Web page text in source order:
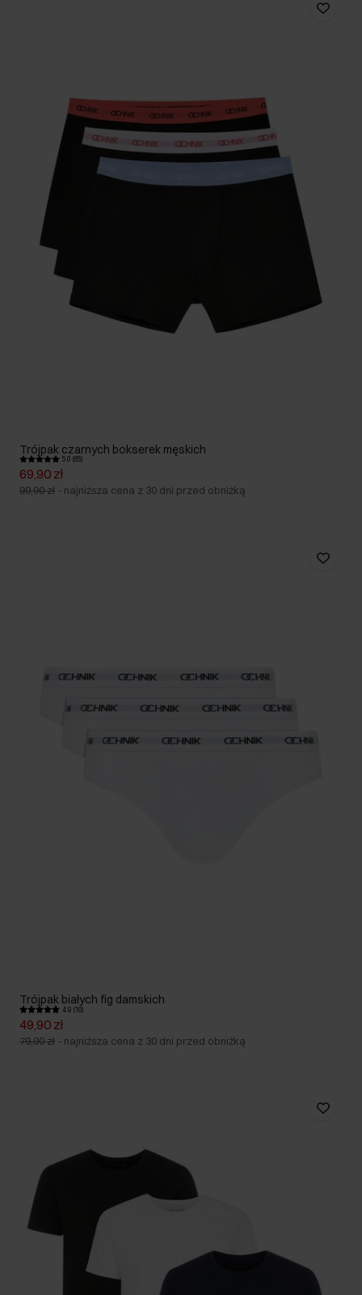
Trójpak czarnych bokserek męskich
5.0 (65)
69,90 zł
99,90 zł - najniższa cena z 30 dni przed obniżką
Trójpak białych fig damskich
4.9 (10)
49,90 zł
79,90 zł - najniższa cena z 30 dni przed obniżką